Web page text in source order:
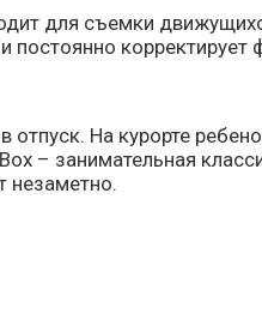
для съемки
постоянно корректирует
отпуск. На курорте
– занимательная
незаметно.